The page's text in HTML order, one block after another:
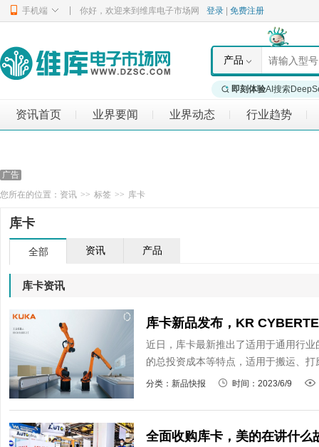
手机端 你好，欢迎来到维库电子市场网 登录 免费注册
产品
即刻体验AI搜索
资讯首页 业界要闻 业界动态 行业趋势
您所在的位置： 资讯 >> 标签 >> 库卡
库卡
全部 资讯 产品
库卡资讯
库卡新品发布，KR
近日，库卡最新推出了适用于通用行
的总投资成本等特点，适用于搬运、
分类：新品快报 时间：2023/6/9
全面收购库卡，美的在讲什么